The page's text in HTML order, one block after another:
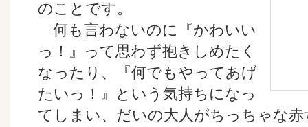
のことです。
何も言わないのに『かわいい
っ！』って思わず抱きしめたく
なったり、『何でもやってあげ
たいっ！』という気持ちになっ
てしまい、だいの大人がちっちゃな